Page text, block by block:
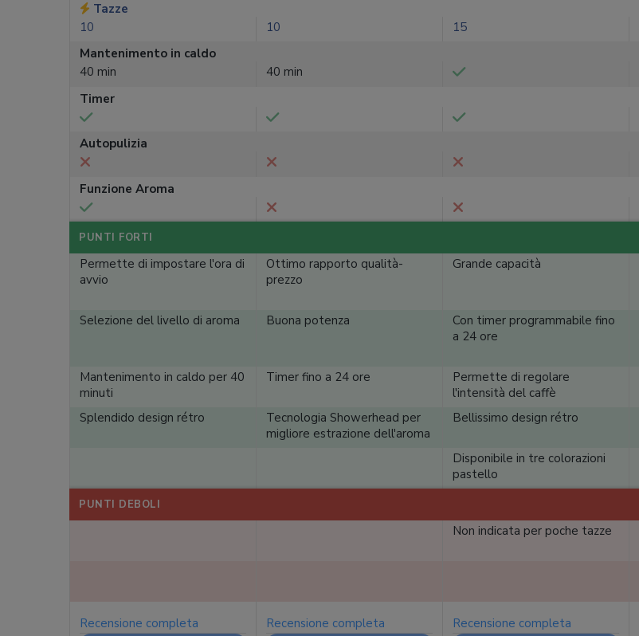
Tazze
10
10 15
Mantenimento in caldo
40 min
40 min
Timer
Autopulizia
Funzione Aroma
PUNTI FORTI
Permette di impostare l'ora di
avvio
Ottimo rapporto qualità-
prezzo
Grande capacità
Selezione del livello di aroma
Buona potenza
Con timer programmabile fino
a 24 ore
Mantenimento in caldo per 40
minuti
Timer fino a 24 ore
Permette di regolare
l'intensità del caffè
Splendido design rétro
Tecnologia Showerhead per
migliore estrazione dell'aroma
Bellissimo design rétro
Disponibile in tre colorazioni
pastello
PUNTI DEBOLI
Non indicata per poche tazze
Recensione completa Recensione completa Recensione completa